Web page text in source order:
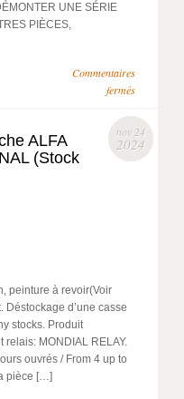
UNE SÉRIE
PIÈCES,
Commentaires
fermés
nov 24
2024
ALFA
(Stock
peinture à revoir(Voir
Déstockage d’une casse
stocks. Produit
relais: MONDIAL RELAY.
ouvrés / From 4 up to
pièce […]